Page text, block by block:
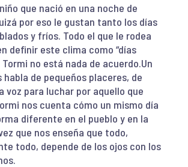
que nació en una noche de
por eso le gustan tanto los días
y fríos. Todo el que le rodea
definir este clima como “días
Tormi no está nada de acuerdo.Un
habla de pequeños placeres, de
voz para luchar por aquello que
nos cuenta cómo un mismo día
diferente en el pueblo y en la
que nos enseña que todo,
todo, depende de los ojos con los